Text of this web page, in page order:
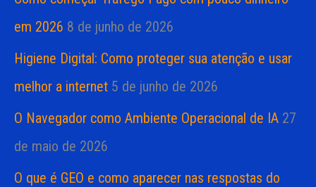
em 2026 8 de junho de 2026
Higiene Digital: Como proteger sua atenção e usar
melhor a internet 5 de junho de 2026
O Navegador como Ambiente Operacional de IA 27
de maio de 2026
O que é GEO e como aparecer nas respostas do